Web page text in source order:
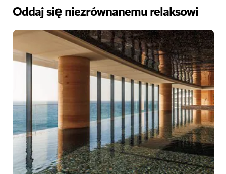
Oddaj się niezrównanemu relaksowi